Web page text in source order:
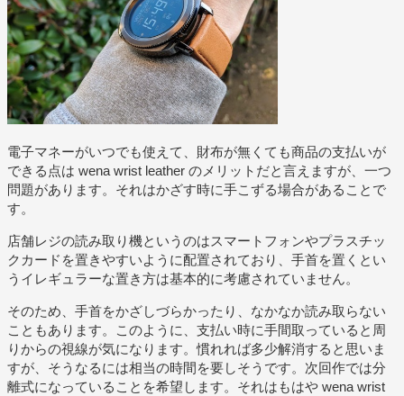
電子マネーがいつでも使えて、財布が無くても商品の支払いが
できる点は wena wrist leather のメリットだと言えますが、一つ
問題があります。それはかざす時に手こずる場合があることで
す。
店舗レジの読み取り機というのはスマートフォンやプラスチッ
クカードを置きやすいように配置されており、手首を置くとい
うイレギュラーな置き方は基本的に考慮されていません。
そのため、手首をかざしづらかったり、なかなか読み取らない
こともあります。このように、支払い時に手間取っていると周
りからの視線が気になります。慣れれば多少解消すると思いま
すが、そうなるには相当の時間を要しそうです。次回作では分
離式になっていることを希望します。それはもはや wena wrist